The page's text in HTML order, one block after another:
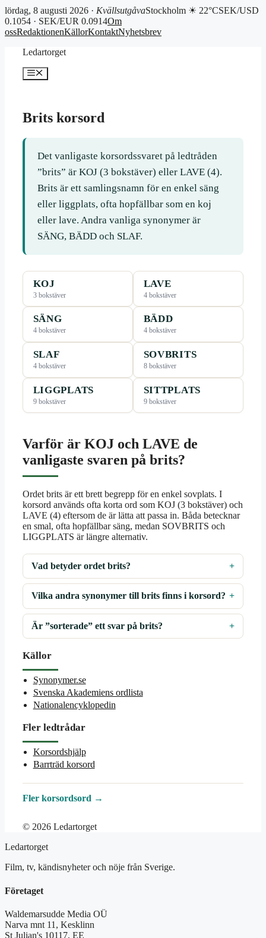
lördag, 8 augusti 2026 · KvällsutgåvaStockholm ☀ 22°CSEK/USD
0.1054 · SEK/EUR 0.0914Om
ossRedaktionenKällorKontaktNyhetsbrev
Ledartorget
Meny
Brits korsord
Det vanligaste korsordssvaret på ledtråden
”brits” är KOJ (3 bokstäver) eller LAVE (4).
Brits är ett samlingsnamn för en enkel säng
eller liggplats, ofta hopfällbar som en koj
eller lave. Andra vanliga synonymer är
SÄNG, BÄDD och SLAF.
KOJ
3 bokstäver
LAVE
4 bokstäver
SÄNG
4 bokstäver
BÄDD
4 bokstäver
SLAF
4 bokstäver
SOVBRITS
8 bokstäver
LIGGPLATS
9 bokstäver
SITTPLATS
9 bokstäver
Varför är KOJ och LAVE de
vanligaste svaren på brits?
Ordet brits är ett brett begrepp för en enkel sovplats. I
korsord används ofta korta ord som KOJ (3 bokstäver) och
LAVE (4) eftersom de är lätta att passa in. Båda betecknar
en smal, ofta hopfällbar säng, medan SOVBRITS och
LIGGPLATS är längre alternativ.
Vad betyder ordet brits?
Vilka andra synonymer till brits finns i korsord?
Är ”sorterade” ett svar på brits?
Källor
Synonymer.se
Svenska Akademiens ordlista
Nationalencyklopedin
Fler ledtrådar
Korsordshjälp
Barrträd korsord
Fler korsordsord →
© 2026 Ledartorget
Ledartorget
Film, tv, kändisnyheter och nöje från Sverige.
Företaget
Waldemarsudde Media OÜ
Narva mnt 11, Kesklinn
St Julian's 10117, EE